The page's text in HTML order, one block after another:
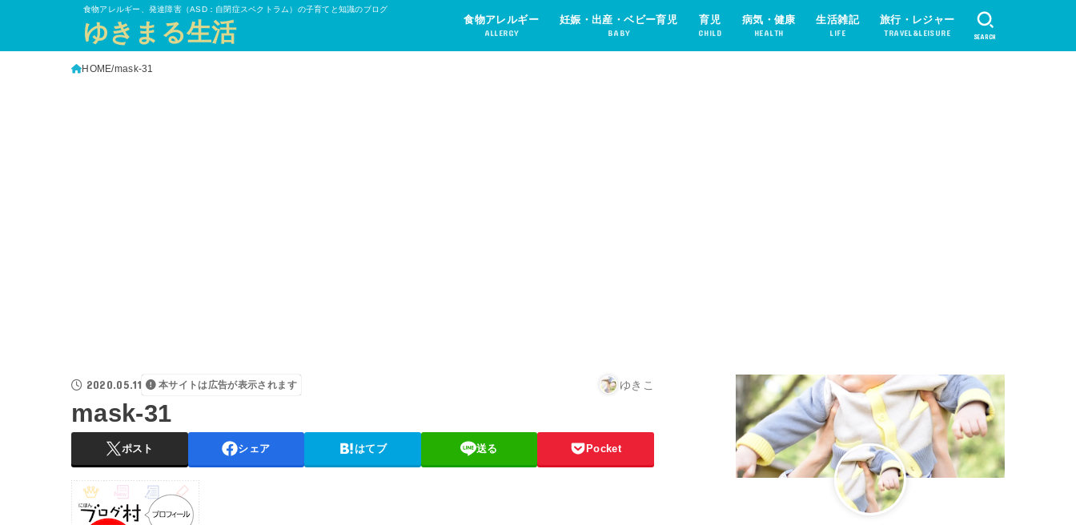
食物アレルギー、発達障害（ASD：自閉症スペクトラム）の子育てと知識のブログ
ゆきまる生活 食物アレルギー
ALLERGY
妊娠・出産・ベビー育児
BABY
育児
CHILD
病気・健康
HEALTH
生活雑記
LIFE
旅行・レジャー
TRAVEL&LEISURE SEARCH
HOME mask-31
2020.05.11 本サイトは広告が表示されます ゆきこ
mask-31
ポスト シェア はてブ 送る Pocket